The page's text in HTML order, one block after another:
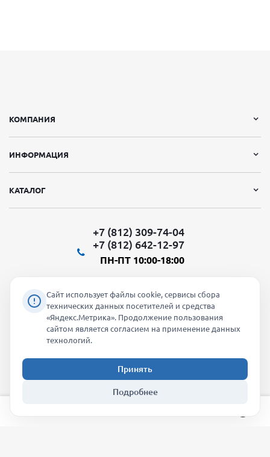
КОМПАНИЯ
ИНФОРМАЦИЯ
КАТАЛОГ
+7 (812) 309-74-04
+7 (812) 642-12-97
ПН-ПТ 10:00-18:00
Мы в социальных сетях:
2026 © "Молти" - оптовый магазин
info@molti-shop.ru
Сайт использует файлы cookie, сервисы сбора
технических данных посетителей и средства
«Яндекс.Метрика». Продолжение пользования
сайтом является согласием на применение данных
технологий.
Принять
Подробнее